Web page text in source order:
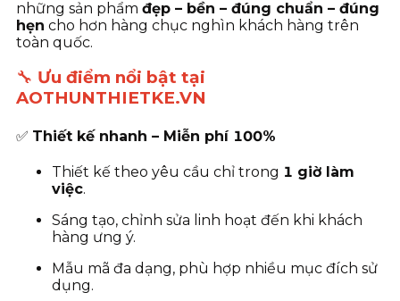
những sản phẩm đẹp – bền – đúng chuẩn – đúng
hẹn cho hơn hàng chục nghìn khách hàng trên
toàn quốc.
🔧 Ưu điểm nổi bật tại
AOTHUNTHIETKE.VN
✅ Thiết kế nhanh – Miễn phí 100%
Thiết kế theo yêu cầu chỉ trong 1 giờ làm
việc.
Sáng tạo, chỉnh sửa linh hoạt đến khi khách
hàng ưng ý.
Mẫu mã đa dạng, phù hợp nhiều mục đích sử
dụng.